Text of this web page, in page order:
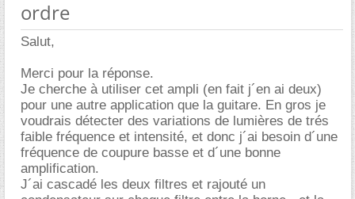
ordre
Salut,
Merci pour la réponse.
Je cherche à utiliser cet ampli (en fait j´en ai deux)
pour une autre application que la guitare. En gros je
voudrais détecter des variations de lumières de trés
faible fréquence et intensité, et donc j´ai besoin d´une
fréquence de coupure basse et d´une bonne
amplification.
J´ai cascadé les deux filtres et rajouté un